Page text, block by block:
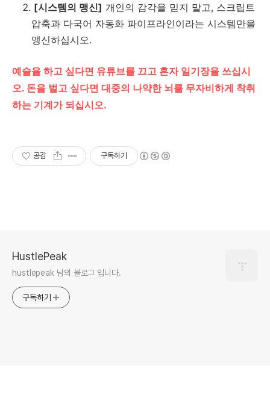
[시스템의 맹신] 개인의 감각을 믿지 말고, 스크립트
압축과 다국어 자동화 파이프라인이라는 시스템만을
맹신하십시오.
예술을 하고 싶다면 유튜브를 끄고 혼자 일기장을 쓰십시
오. 돈을 벌고 싶다면 대중의 나약한 뇌를 무자비하게 착취
하는 기계가 되십시오.
공감 구독하기
HustlePeak
hustlepeak 님의 블로그 입니다.
구독하기